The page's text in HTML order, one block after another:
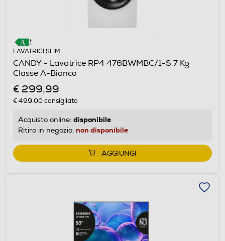
LAVATRICI SLIM
CANDY - Lavatrice RP4 476BWMBC/1-S 7 Kg
Classe A-Bianco
€ 299,99
€ 499,00consigliato
Acquisto online: disponibile
Ritiro in negozio: non disponibile
AGGIUNGI